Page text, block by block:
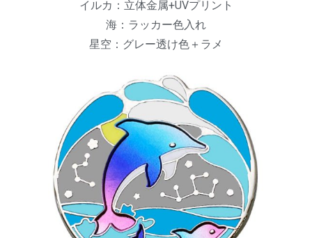
イルカ：立体金属+UVプリント
海：ラッカー色入れ
星空：グレー透け色＋ラメ